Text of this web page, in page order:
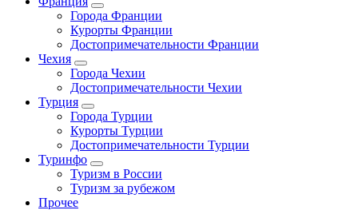
Города Франции
Курорты Франции
Достопримечательности Франции
Чехия
Города Чехии
Достопримечательности Чехии
Турция
Города Турции
Курорты Турции
Достопримечательности Турции
Туринфо
Туризм в России
Туризм за рубежом
Прочее